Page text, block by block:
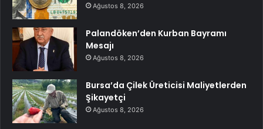
Ağustos 8, 2026
Palandöken’den Kurban Bayramı
Mesajı
Ağustos 8, 2026
Bursa’da Çilek Üreticisi Maliyetlerden
Şikayetçi
Ağustos 8, 2026